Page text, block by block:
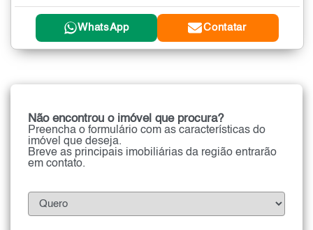
WhatsApp Contatar
Não encontrou o imóvel que procura?
Preencha o formulário com as características do
imóvel que deseja.
Breve as principais imobiliárias da região entrarão
em contato.